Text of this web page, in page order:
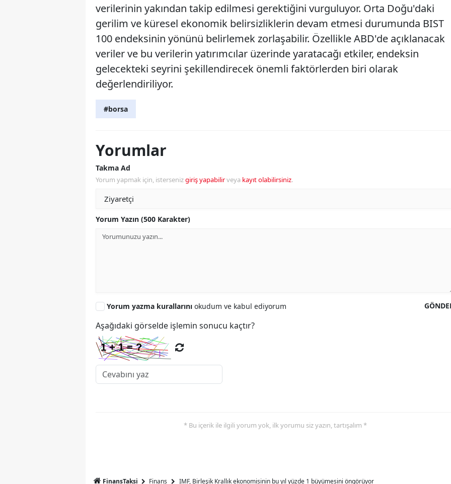
verilerinin yakından takip edilmesi gerektiğini vurguluyor. Orta Doğu'daki
gerilim ve küresel ekonomik belirsizliklerin devam etmesi durumunda BIST
100 endeksinin yönünü belirlemek zorlaşabilir. Özellikle ABD'de açıklanacak
veriler ve bu verilerin yatırımcılar üzerinde yaratacağı etkiler, endeksin
gelecekteki seyrini şekillendirecek önemli faktörlerden biri olarak
değerlendiriliyor.
#borsa
Yorumlar
Takma Ad
Yorum yapmak için, istersenizgiriş yapabilirveya kayıt olabilirsiniz.
Yorum Yazın (500 Karakter)
Yorum yazma kurallarını okudum ve kabul ediyorum
Aşağıdaki görselde işlemin sonucu kaçtır?
* Bu içerik ile ilgili yorum yok, ilk yorumu siz yazın, tartışalım *
FinansTaksi Finans IMF, Birleşik Krallık ekonomisinin bu yıl yüzde 1 büyümesini öngörüyor